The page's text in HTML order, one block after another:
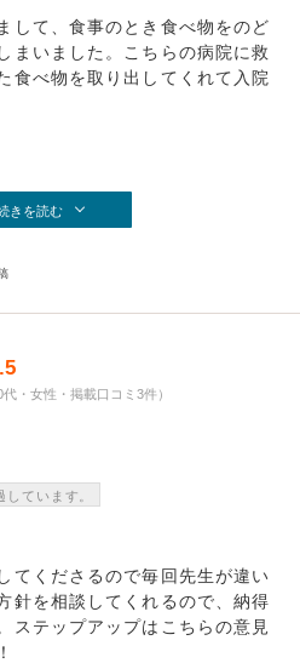
して、食事のとき食べ物をのど
まいました。こちらの病院に救
食べ物を取り出してくれて入院
きを読む
・女性・掲載口コミ3件）
ています。
てくださるので毎回先生が違い
針を相談してくれるので、納得
ステップアップはこちらの意見